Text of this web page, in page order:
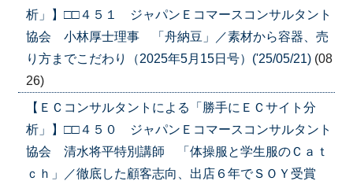
析」】□□４５１ ジャパンＥコマースコンサルタント
協会 小林厚士理事 「舟納豆」／素材から容器、売
り方までこだわり（2025年5月15日号）('25/05/21) (08
26)
【ＥＣコンサルタントによる「勝手にＥＣサイト分
析」】□□４５０ ジャパンＥコマースコンサルタント
協会 清水将平特別講師 「体操服と学生服のＣａｔ
ｃｈ」／徹底した顧客志向、出店６年でＳＯＹ受賞